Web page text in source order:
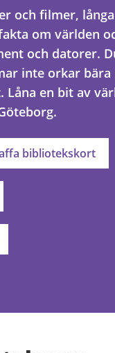
och filmer, långa
om världen
och datorer.
inte orkar bära
en bit av
bibliotekskort